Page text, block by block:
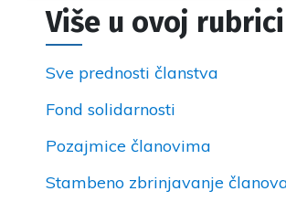
Više u ovoj rubrici
Sve prednosti članstva
Fond solidarnosti
Pozajmice članovima
Stambeno zbrinjavanje